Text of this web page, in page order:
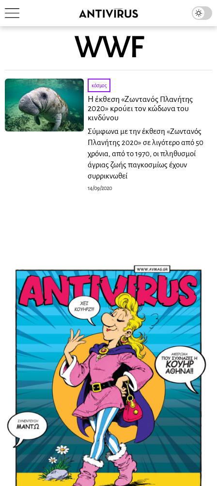
WWF
κόσμος
Η έκθεση «Ζωντανός Πλανήτης
2020» κρούει τον κώδωνα του
κινδύνου
Σύμφωνα με την έκθεση «Ζωντανός
Πλανήτης 2020» σε λιγότερο από 50
χρόνια, από το 1970, οι πληθυσμοί
άγριας ζωής παγκοσμίως έχουν
συρρικνωθεί
14/09/2020